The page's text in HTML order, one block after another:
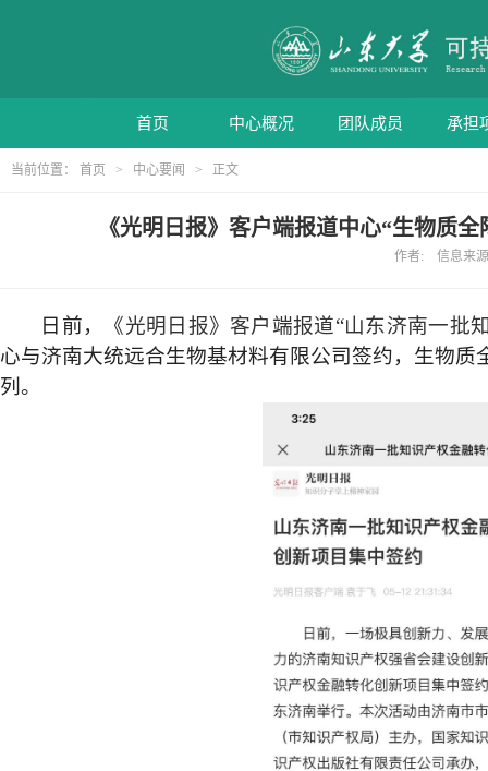
首页 中心概况 团队成员 承担
当前位置： 首页 > 中心要闻 > 正文
《光明日报》客户端报道中心“生物质
作者: 信息来
日前， 《光明日报》客户端报道“山东济南一批
心与济南大统远合生物基材料有限公司签约，生物
列。